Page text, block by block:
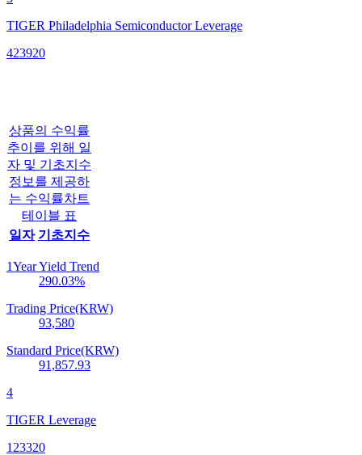
TIGER Philadelphia Semiconductor Leverage
423920
상품의 수익률
추이를 위해 일
자 및 기초지수
정보를 제공하
는 수익률차트
테이블 표
일자 기초지수
1Year Yield Trend
290.03%
Trading Price(KRW)
93,580
Standard Price(KRW)
91,857.93
4
TIGER Leverage
123320